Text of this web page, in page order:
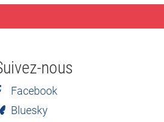
nous
Facebook
Bluesky